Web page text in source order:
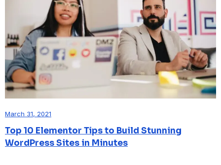
March 31, 2021
Top 10 Elementor Tips to Build Stunning
WordPress Sites in Minutes